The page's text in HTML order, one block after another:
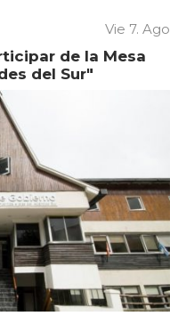
Vie 7. Ago
de la Mesa
del Sur"